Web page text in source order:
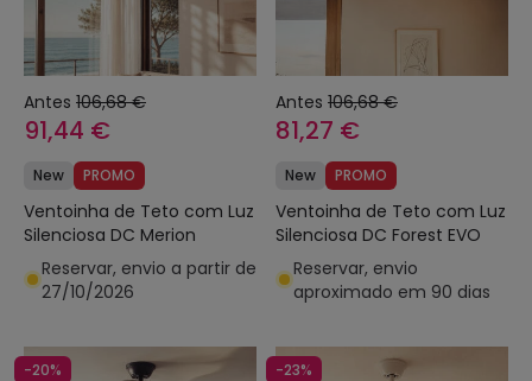
Antes 106,68 €
91,44 €
New PROMO
Ventoinha de Teto com Luz
Silenciosa DC Merion
Reservar, envio a partir de
27/10/2026
Antes 106,68 €
81,27 €
New PROMO
Ventoinha de Teto com Luz
Silenciosa DC Forest EVO
Reservar, envio
aproximado em 90 dias
-20% -23%